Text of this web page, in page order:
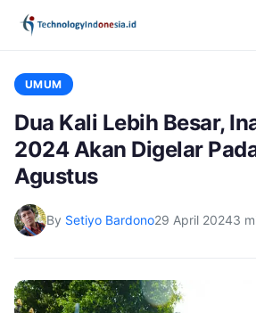
UMUM
Dua Kali Lebih Besar,
2024 Akan Digelar
Agustus
By Setiyo Bardono29 April 20243